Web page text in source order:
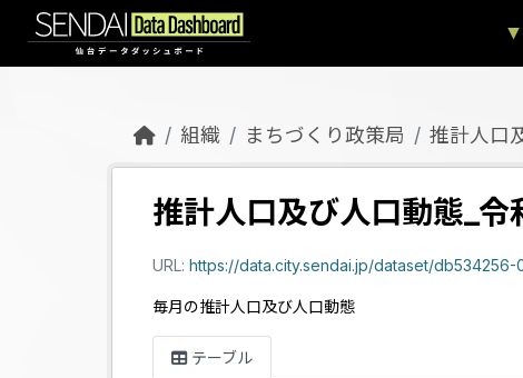
Skip to main content
組織 まちづくり政策局 推計人口
推計人口及び人口動態_令
URL: https://data.city.sendai.jp/dataset/
毎月の推計人口及び人口動態
テーブル